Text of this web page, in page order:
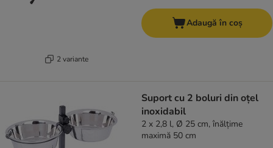
2 variante
Adaugă în coș
Suport cu 2 boluri din oțel
inoxidabil
2 x 2,8 l, Ø 25 cm, înălțime
maximă 50 cm